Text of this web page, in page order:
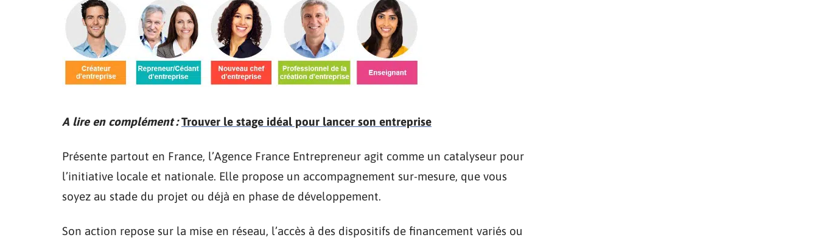
A lire en complément : Trouver le stage idéal pour lancer son entreprise
Présente partout en France, l’Agence France Entrepreneur agit comme un catalyseur pour
l’initiative locale et nationale. Elle propose un accompagnement sur-mesure, que vous
soyez au stade du projet ou déjà en phase de développement.
Son action repose sur la mise en réseau, l’accès à des dispositifs de financement variés ou